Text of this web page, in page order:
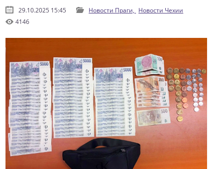
29.10.2025 15:45 Новости Праги, Новости Чехии
4146